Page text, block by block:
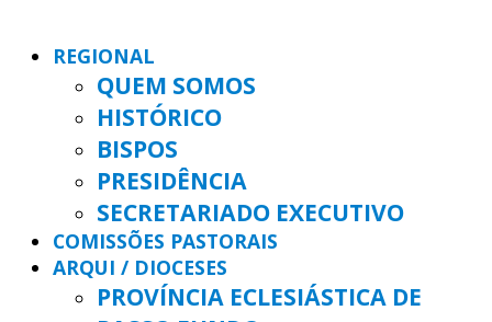
REGIONAL
QUEM SOMOS
HISTÓRICO
BISPOS
PRESIDÊNCIA
SECRETARIADO EXECUTIVO
COMISSÕES PASTORAIS
ARQUI / DIOCESES
PROVÍNCIA ECLESIÁSTICA DE